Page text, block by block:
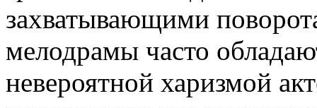
захватывающими
мелодрамы часто
невероятной харизмой